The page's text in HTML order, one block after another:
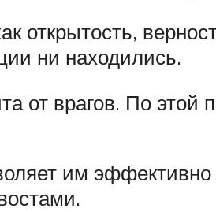
открытость,
ни находились.
от врагов. По этой
им